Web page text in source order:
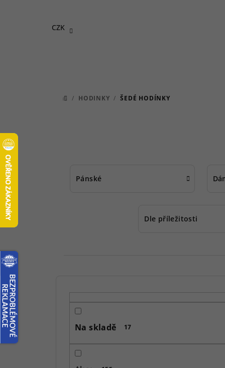
CZK
DOMŮ
/ HODINKY / ŠEDÉ HODÍNKY
Pánské
Dle příležitosti
Na skladě 17